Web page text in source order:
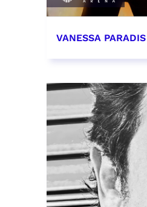
VANESSA PARADIS
RÉSERVER